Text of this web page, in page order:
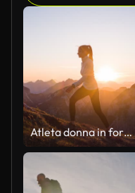
Atleta donna in forma che mantiene uno stile di vita sano, facendo escursioni in montagna su sentieri rocciosi e pendii erbosi al tramonto